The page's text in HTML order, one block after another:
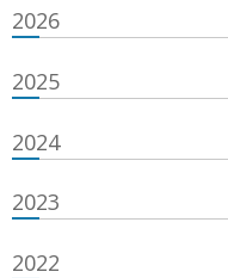
2026
2025
2024
2023
2022